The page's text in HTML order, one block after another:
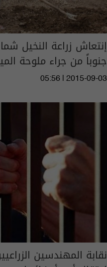
إنتعاش زراعة النخيل
جنوباً من جراء ملوحة
05:56 | 2015-09-03
نقابة المهندسين